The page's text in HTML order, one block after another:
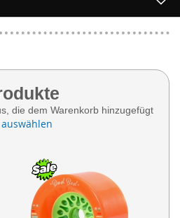
die dem Warenkorb hinzugefügt